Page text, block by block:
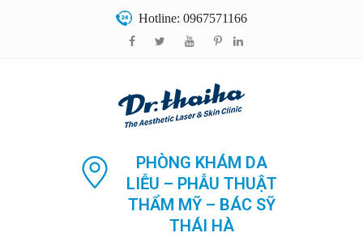
Hotline: 0967571166
PHÒNG KHÁM DA
LIỄU – PHẪU THUẬT
THẨM MỸ – BÁC SỸ
THÁI HÀ